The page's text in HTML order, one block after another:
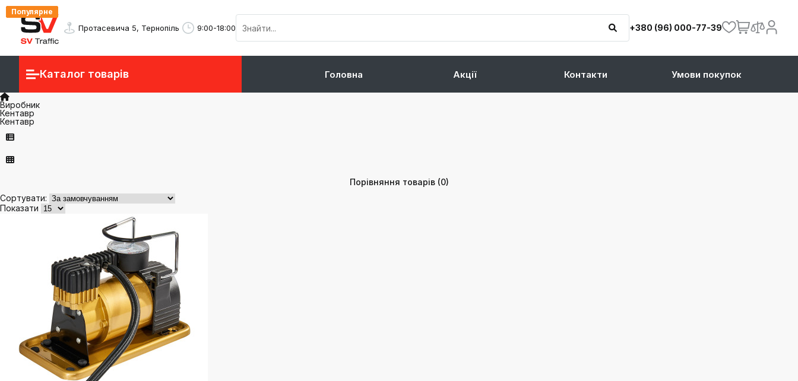
Протасевича 5, Тернопіль 9:00-18:00 +380 (96) 000-77-39
Каталог товарів Головна Акції Контакти Умови покупок
Виробник
Кентавр
Кентавр
Порівняння товарів (0)
Сортувати:
Показати
Популярне
Популярне
Популярне
Популярне
Популярне
Популярне
Популярне